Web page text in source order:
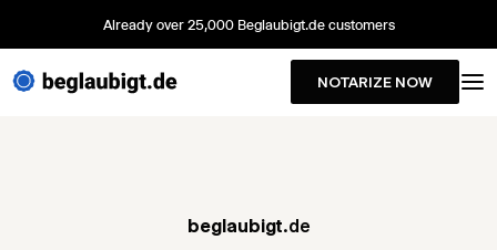
Already over 25,000 Beglaubigt.de customers
NOTARIZE NOW
beglaubigt.de